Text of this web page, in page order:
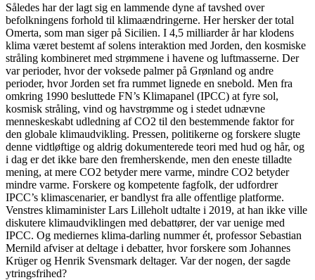
Således har der lagt sig en lammende dyne af tavshed over
befolkningens forhold til klimaændringerne. Her hersker der total
Omerta, som man siger på Sicilien. I 4,5 milliarder år har klodens
klima været bestemt af solens interaktion med Jorden, den kosmiske
stråling kombineret med strømmene i havene og luftmasserne. Der
var perioder, hvor der voksede palmer på Grønland og andre
perioder, hvor Jorden set fra rummet lignede en snebold. Men fra
omkring 1990 besluttede FN’s Klimapanel (IPCC) at fyre sol,
kosmisk stråling, vind og havstrømme og i stedet udnævne
menneskeskabt udledning af CO2 til den bestemmende faktor for
den globale klimaudvikling. Pressen, politikerne og forskere slugte
denne vidtløftige og aldrig dokumenterede teori med hud og hår, og
i dag er det ikke bare den fremherskende, men den eneste tilladte
mening, at mere CO2 betyder mere varme, mindre CO2 betyder
mindre varme. Forskere og kompetente fagfolk, der udfordrer
IPCC’s klimascenarier, er bandlyst fra alle offentlige platforme.
Venstres klimaminister Lars Lilleholt udtalte i 2019, at han ikke ville
diskutere klimaudviklingen med debattører, der var uenige med
IPCC. Og mediernes klima-darling nummer ét, professor Sebastian
Mernild afviser at deltage i debatter, hvor forskere som Johannes
Krüger og Henrik Svensmark deltager. Var der nogen, der sagde
ytringsfrihed?